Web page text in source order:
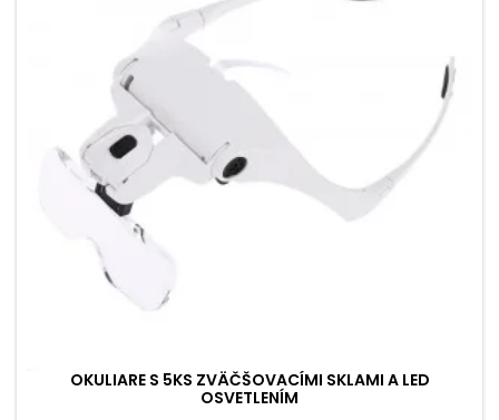
OKULIARE S 5KS ZVÄČŠOVACÍMI SKLAMI A LED
OSVETLENÍM